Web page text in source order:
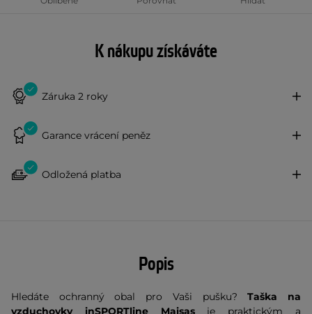
K nákupu získáváte
Záruka 2 roky
Garance vrácení peněz
Odložená platba
Popis
Hledáte ochranný obal pro Vaši pušku?Taška na
vzduchovky inSPORTline Maisasje praktickým a